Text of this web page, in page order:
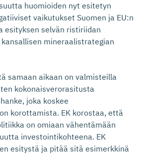
huomioiden nyt esitetyn
vaikutukset Suomen ja EU:n
esityksen selvän ristiriidan
mineraalistrategian
samaan aikaan on valmisteilla
kokonaisverorasitusta
joka koskee
korottamista. EK korostaa, että
on omiaan vähentämään
investointikohteena. EK
esitystä ja pitää sitä esimerkkinä